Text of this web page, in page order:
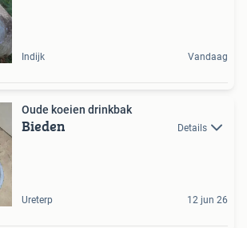
Indijk Vandaag
Oude koeien drinkbak
Bieden Details
Ureterp 12 jun 26